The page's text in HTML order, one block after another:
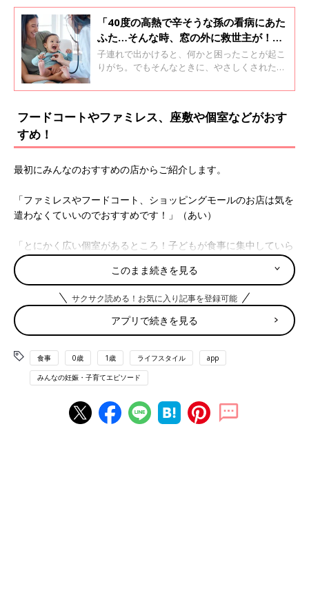
「40度の高熱で辛そうな孫の看病にあた
ふた…そんな時、窓の外に救世主が！」
私が出会った“神対応”エピソード
子連れで出かけると、何かと困ったことが起こ
りがち。でもそんなときに、やさしくされたり
ります。今回はそんな周囲の人の“神対応”につ
聞くとともに、作家であり家族アドバイザーで
ピソードについて聞きました。
フードコートやファミレス、座敷や個室などがおす
すめ！
最初にみんなのおすすめの店からご紹介します。
「ファミレスやフードコート、ショッピングモールのお店は気を
遣わなくていいのでおすすめです！」（あい）
「とにかく広い個室があるところ！子どもが食事に集中していら
れる時間は短く、すぐに走り回ります。そうなると親はご飯が食
べられません。そんなときに、ある程度広い個室なら子どもを自
由にさせていられます」（さななん）
「ファミレスはお子様メニューがあり、子ども用のサービスも充
実していておすすめです。特にガストは、ねこのロボットがい
て、子どもが釘付けになっています」（のん）
「お子様メニューがアンパンマンのプレートなので、ガストには
「マクドナルド。塩抜きなど、カスタマイズのしやすさと店員さ
このまま続きを見る
サクサク読める！お気に入り記事を登録可能
アプリで続きを見る
食事 0歳 1歳 ライフスタイル app
みんなの妊娠・子育てエピソード